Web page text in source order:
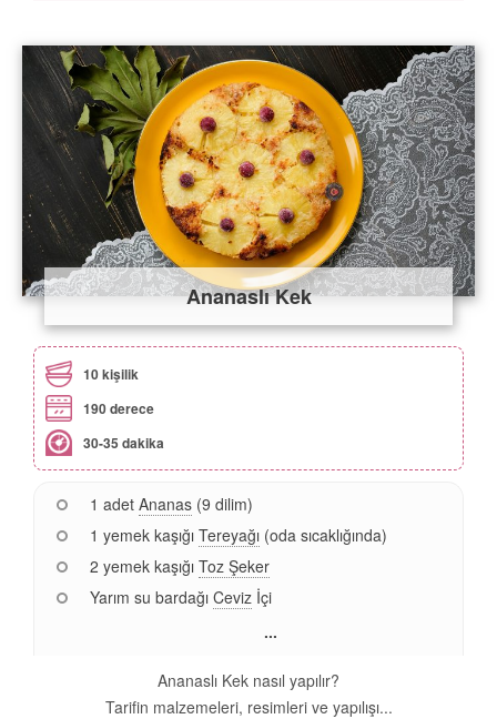
Ananaslı Kek
10 kişilik
190 derece
30-35 dakika
1 adet Ananas (9 dilim)
1 yemek kaşığı Tereyağı (oda sıcaklığında)
2 yemek kaşığı Toz Şeker
Yarım su bardağı Ceviz İçi
...
Ananaslı Kek nasıl yapılır?
Tarifin malzemeleri, resimleri ve yapılışı...